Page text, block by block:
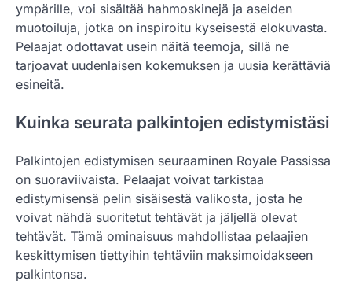
ympärille, voi sisältää hahmoskinejä ja aseiden
muotoiluja, jotka on inspiroitu kyseisestä elokuvasta.
Pelaajat odottavat usein näitä teemoja, sillä ne
tarjoavat uudenlaisen kokemuksen ja uusia kerättäviä
esineitä.
Kuinka seurata palkintojen edistymistäsi
Palkintojen edistymisen seuraaminen Royale Passissa
on suoraviivaista. Pelaajat voivat tarkistaa
edistymisensä pelin sisäisestä valikosta, josta he
voivat nähdä suoritetut tehtävät ja jäljellä olevat
tehtävät. Tämä ominaisuus mahdollistaa pelaajien
keskittymisen tiettyihin tehtäviin maksimoidakseen
palkintonsa.